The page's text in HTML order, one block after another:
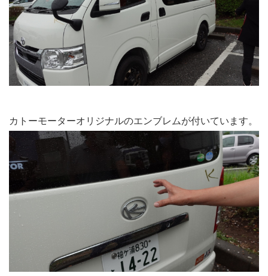
カトーモーターオリジナルのエンブレムが付いています。